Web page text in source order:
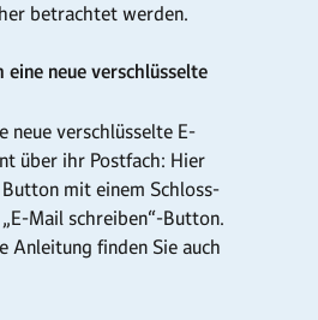
betrachtet werden.
eine neue verschlüsselte
neue verschlüsselte E-
über ihr Postfach: Hier
mit einem Schloss-
Mail schreiben“-Button.
Anleitung finden Sie auch